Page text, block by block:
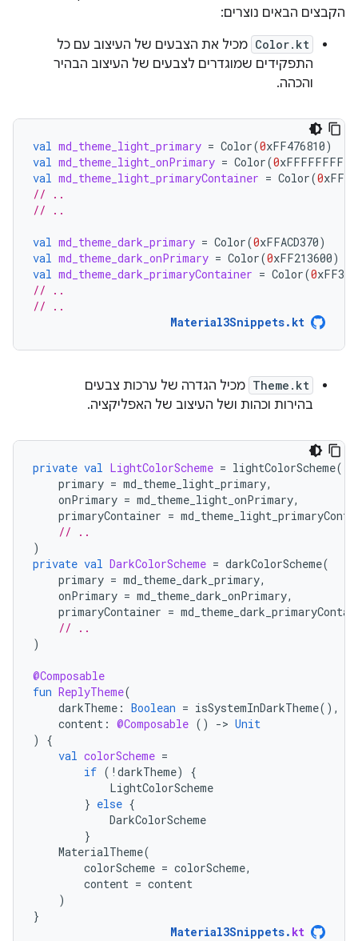
הקבצים הבאים נוצרים:
Color.kt מכיל את הצבעים של העיצוב עם כל
התפקידים שמוגדרים לצבעים של העיצוב הבהיר
והכהה.
val md_theme_light_primary = Color(0xFF476810)
val md_theme_light_onPrimary = Color(0xFFFFFFFF
val md_theme_light_primaryContainer = Color(0
// ..
// ..
val md_theme_dark_primary = Color(0xFFACD370)
val md_theme_dark_onPrimary = Color(0xFF213600)
val md_theme_dark_primaryContainer = Color(0
// ..
// ..
Material3Snippets.kt
Theme.kt מכיל הגדרה של ערכות צבעים
בהירות וכהות ושל העיצוב של האפליקציה.
private val LightColorScheme = lightColorScheme(
primary = md_theme_light_primary,
onPrimary = md_theme_light_onPrimary,
primaryContainer =
// ..
)
private val DarkColorScheme = darkColorScheme(
primary = md_theme_dark_primary,
onPrimary = md_theme_dark_onPrimary,
primaryContainer =
// ..
)
@Composable
fun ReplyTheme(
darkTheme : Boolean = isSystemInDarkTheme(),
content : @Composable () -> Unit
)
{
val colorScheme =
if ( ! darkTheme)
{
LightColorScheme
} else {
DarkColorScheme
}
MaterialTheme(
colorScheme = colorScheme,
content = content
)
}
Material3Snippets. kt